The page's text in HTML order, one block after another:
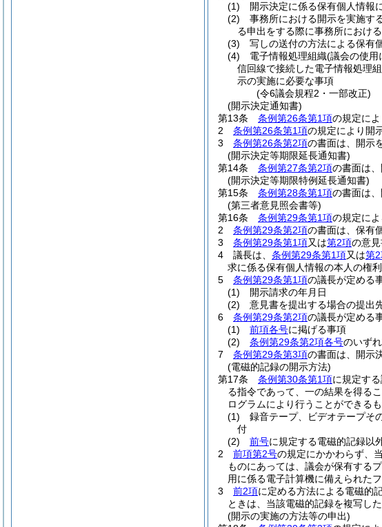
(1)
開示決定に係る保有個人情報
(2)
事務所における開示を実施す
る申出をする際に事務所におけ
(3)
写しの送付の方法による保有
(4)
電子情報処理組織(議会の使用
信回線で接続した電子情報処理組
示の実施に必要な事項
(令6議会規程2・一部改正)
(開示決定通知書)
第13条
条例第26条第1項の規定に
2
条例第26条第1項の規定により開
3
条例第26条第2項の書面は、開示
(開示決定等期限延長通知書)
第14条
条例第27条第2項の書面は、
(開示決定等期限特例延長通知書)
第15条
条例第28条第1項の書面は
(第三者意見照会書等)
第16条
条例第29条第1項の規定に
2
条例第29条第2項の書面は、保有
3
条例第29条第1項又は第2項の意見
4
議長は、 条例第29条第1項又は第
求に係る保有個人情報の本人の権
5
条例第29条第1項の議長が定める
(1)
開示請求の年月日
(2)
意見書を提出する場合の提出
6
条例第29条第2項の議長が定める
(1)
前項各号に掲げる事項
(2)
条例第29条第2項各号のいず
7
条例第29条第3項の書面は、開示
(電磁的記録の開示方法)
第17条
条例第30条第1項に規定する
る指令であって、一の結果を得る
ログラムにより行うことができる
(1)
録音テープ、ビデオテープそ
付
(2)
前号に規定する電磁的記録以
2
前項第2号の規定にかかわらず、
ものにあっては、議会が保有する
用に係る電子計算機に備えられた
3
前2項に定める方法による電磁的
ときは、当該電磁的記録を複写し
(開示の実施の方法等の申出)